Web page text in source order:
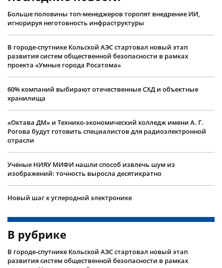
Больше половины топ-менеджеров торопят внедрение ИИ,
игнорируя неготовность инфраструктуры
В городе-спутнике Кольской АЭС стартовал новый этап
развития систем общественной безопасности в рамках
проекта «Умные города Росатома»
60% компаний выбирают отечественные СХД и объектные
хранилища
«Октава ДМ» и Технико-экономический колледж имени А. Г.
Рогова будут готовить специалистов для радиоэлектронной
отрасли
Учëные НИЯУ МИФИ нашли способ извлечь шум из
изображений: точность выросла десятикратно
Новый шаг к углеродной электронике
В рубрике
В городе-спутнике Кольской АЭС стартовал новый этап
развития систем общественной безопасности в рамках